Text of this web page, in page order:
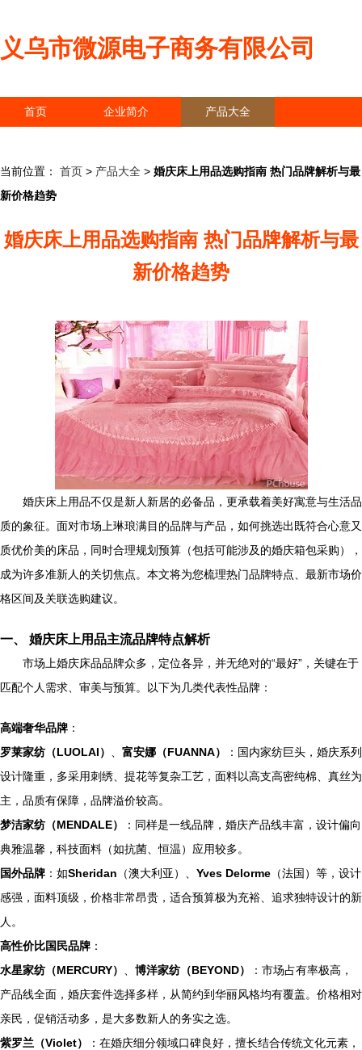
义乌市微源电子商务有限公司
首页 企业简介 产品大全
当前位置： 首页 > 产品大全 > 婚庆床上用品选购指南 热门品牌解析与最
新价格趋势
婚庆床上用品选购指南 热门品牌解析与最
新价格趋势
婚庆床上用品不仅是新人新居的必备品，更承载着美好寓意与生活品
质的象征。面对市场上琳琅满目的品牌与产品，如何挑选出既符合心意又
质优价美的床品，同时合理规划预算（包括可能涉及的婚庆箱包采购），
成为许多准新人的关切焦点。本文将为您梳理热门品牌特点、最新市场价
格区间及关联选购建议。
一、 婚庆床上用品主流品牌特点解析
市场上婚庆床品品牌众多，定位各异，并无绝对的“最好”，关键在于
匹配个人需求、审美与预算。以下为几类代表性品牌：
高端奢华品牌 ：
罗莱家纺（LUOLAI）
富安娜（FUANNA）
：国内家纺巨头，婚庆系列
设计隆重，多采用刺绣、提花等复杂工艺，面料以高支高密纯棉、真丝为
主，品质有保障，品牌溢价较高。
梦洁家纺（MENDALE）
：同样是一线品牌，婚庆产品线丰富，设计偏向
典雅温馨，科技面料（如抗菌、恒温）应用较多。
国外品牌 ：如Sheridan （澳大利亚）、 Yves Delorme （法国）等，设计
感强，面料顶级，价格非常昂贵，适合预算极为充裕、追求独特设计的新
人。
高性价比国民品牌 ：
水星家纺（MERCURY）
博洋家纺（BEYOND）
：市场占有率极高，
产品线全面，婚庆套件选择多样，从简约到华丽风格均有覆盖。价格相对
亲民，促销活动多，是大多数新人的务实之选。
紫罗兰（Violet）
：在婚庆细分领域口碑良好，擅长结合传统文化元素，